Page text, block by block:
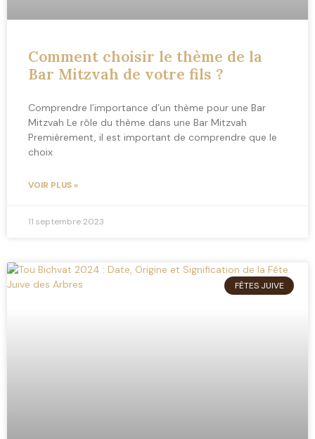
Comment choisir le thème de la
Bar Mitzvah de votre fils ?
Comprendre l’importance d’un thème pour une Bar
Mitzvah Le rôle du thème dans une Bar Mitzvah
Premièrement, il est important de comprendre que le
choix
VOIR PLUS »
11 septembre 2023
FÊTES JUIVE